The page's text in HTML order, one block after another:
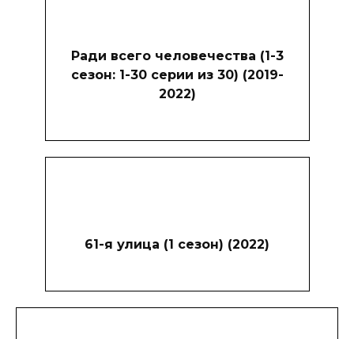
Ради всего человечества (1-3
сезон: 1-30 серии из 30) (2019-
2022)
61-я улица (1 сезон) (2022)